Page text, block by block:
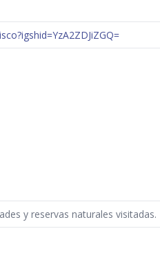
y reservas naturales visitadas.